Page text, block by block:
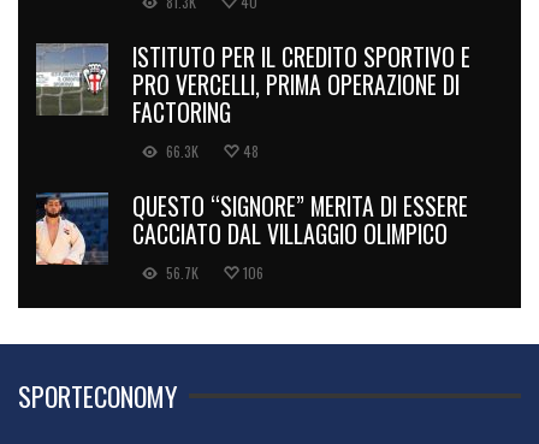
ISTITUTO PER IL CREDITO SPORTIVO E
PRO VERCELLI, PRIMA OPERAZIONE DI
FACTORING
66.3K 48
QUESTO “SIGNORE” MERITA DI ESSERE
CACCIATO DAL VILLAGGIO OLIMPICO
56.7K 106
SPORTECONOMY